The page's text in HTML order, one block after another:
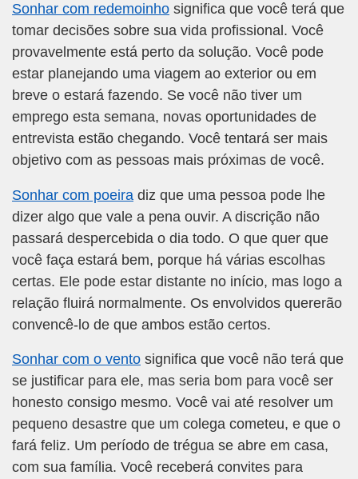
Sonhar com redemoinho significa que você terá que
tomar decisões sobre sua vida profissional. Você
provavelmente está perto da solução. Você pode
estar planejando uma viagem ao exterior ou em
breve o estará fazendo. Se você não tiver um
emprego esta semana, novas oportunidades de
entrevista estão chegando. Você tentará ser mais
objetivo com as pessoas mais próximas de você.
Sonhar com poeira diz que uma pessoa pode lhe
dizer algo que vale a pena ouvir. A discrição não
passará despercebida o dia todo. O que quer que
você faça estará bem, porque há várias escolhas
certas. Ele pode estar distante no início, mas logo a
relação fluirá normalmente. Os envolvidos quererão
convencê-lo de que ambos estão certos.
Sonhar com o vento significa que você não terá que
se justificar para ele, mas seria bom para você ser
honesto consigo mesmo. Você vai até resolver um
pequeno desastre que um colega cometeu, e que o
fará feliz. Um período de trégua se abre em casa,
com sua família. Você receberá convites para